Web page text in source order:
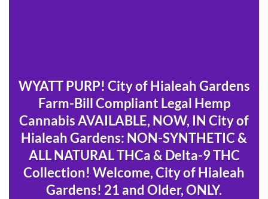
WYATT PURP! City of Hialeah Gardens
Farm-Bill Compliant Legal Hemp
Cannabis AVAILABLE, NOW, IN City of
Hialeah Gardens: NON-SYNTHETIC &
ALL NATURAL THCa & Delta-9 THC
Collection! Welcome, City of Hialeah
Gardens! 21 and Older, ONLY.